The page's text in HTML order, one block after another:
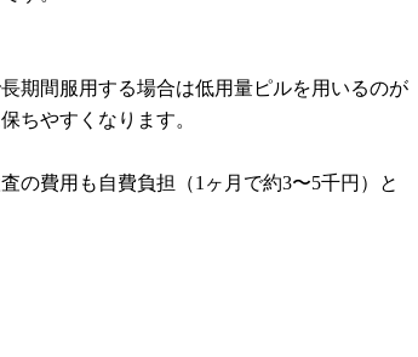
期間服用する場合は低用量ピルを用いるのが
ちやすくなります。
の費用も自費負担（1ヶ月で約3〜5千円）と